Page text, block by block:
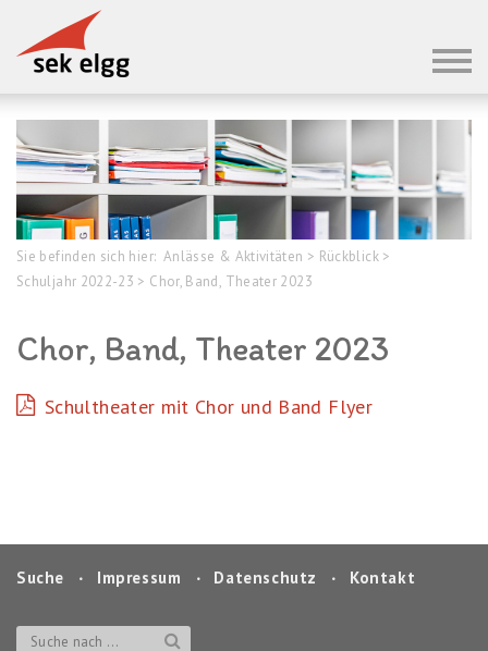
Sie befinden sich hier: Anlässe & Aktivitäten > Rückblick >
Schuljahr 2022-23 > Chor, Band, Theater 2023
Chor, Band, Theater 2023
Schultheater mit Chor und Band Flyer
Suche ‧ Impressum ‧ Datenschutz ‧ Kontakt